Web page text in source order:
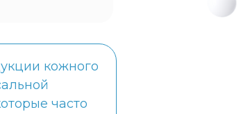
кожного
часто